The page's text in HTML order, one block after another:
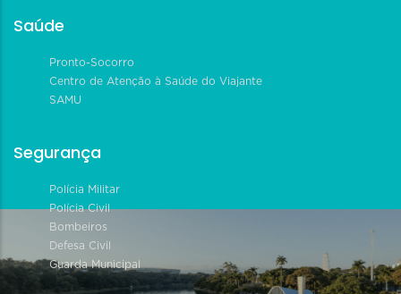
Saúde
Pronto-Socorro
Centro de Atenção à Saúde do Viajante
SAMU
Segurança
Polícia Militar
Polícia Civil
Bombeiros
Defesa Civil
Guarda Municipal